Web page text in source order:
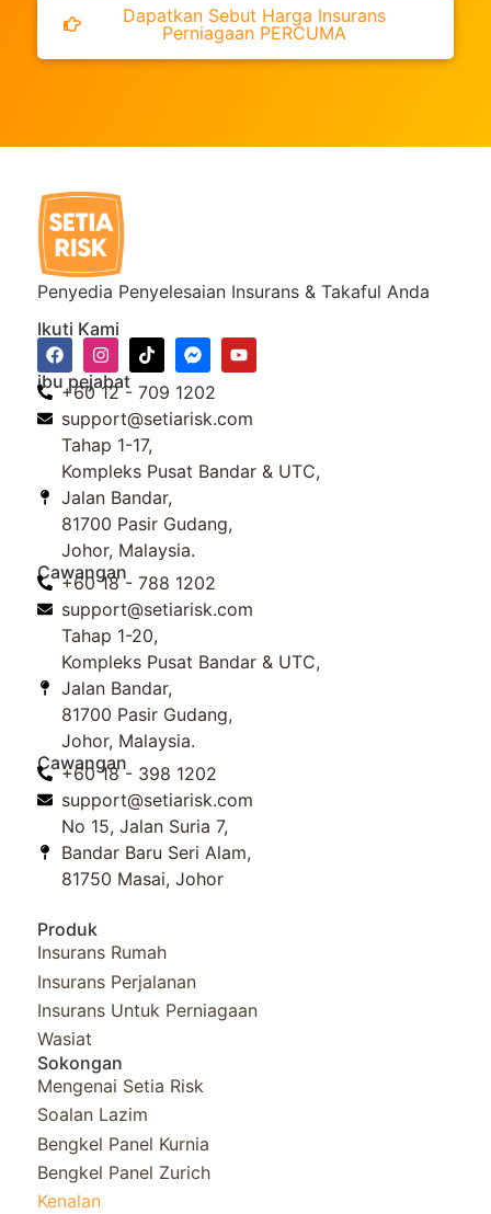
Dapatkan Sebut Harga Insurans
Perniagaan PERCUMA
Penyedia Penyelesaian Insurans & Takaful Anda
Ikuti Kami
ibu pejabat
+60 12 - 709 1202
support@setiarisk.com
Tahap 1-17,
Kompleks Pusat Bandar & UTC,
Jalan Bandar,
81700 Pasir Gudang,
Johor, Malaysia.
Cawangan
+60 18 - 788 1202
support@setiarisk.com
Tahap 1-20,
Kompleks Pusat Bandar & UTC,
Jalan Bandar,
81700 Pasir Gudang,
Johor, Malaysia.
Cawangan
+60 18 - 398 1202
support@setiarisk.com
No 15, Jalan Suria 7,
Bandar Baru Seri Alam,
81750 Masai, Johor
Produk
Insurans Rumah
Insurans Perjalanan
Insurans Untuk Perniagaan
Wasiat
Sokongan
Mengenai Setia Risk
Soalan Lazim
Bengkel Panel Kurnia​
Bengkel Panel Zurich
Kenalan